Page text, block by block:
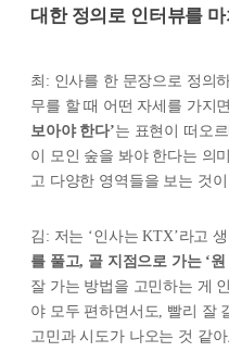
대한 정의로 인터뷰를
최: 인사를 한 문장으로 정의
무를 할 때 어떤 자세를 가지
보아야 한다’는 표현이 떠오
이 모인 숲을 봐야 한다는 의
고 다양한 영역들을 보는 것
김: 저는 ‘인사는 KTX’라고
를 풀고, 골 지점으로 가는 ‘원
잘 가는 방법을 고민하는 게
야 모두 편하면서도, 빨리 잘
고민과 시도가 나오는 것 같